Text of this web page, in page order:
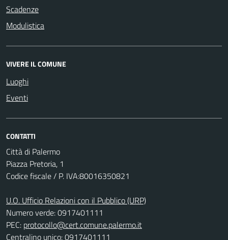
Scadenze
Modulistica
VIVERE IL COMUNE
Luoghi
Eventi
CONTATTI
Città di Palermo
Piazza Pretoria, 1
Codice fiscale / P. IVA:80016350821
U.O. Ufficio Relazioni con il Pubblico (URP)
Numero verde: 0917401111
PEC: protocollo@cert.comune.palermo.it
Centralino unico: 0917401111